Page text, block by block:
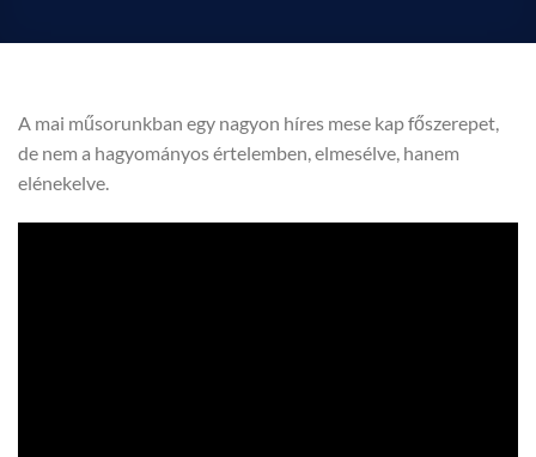
A mai műsorunkban egy nagyon híres mese kap főszerepet,
de nem a hagyományos értelemben, elmesélve, hanem
elénekelve.